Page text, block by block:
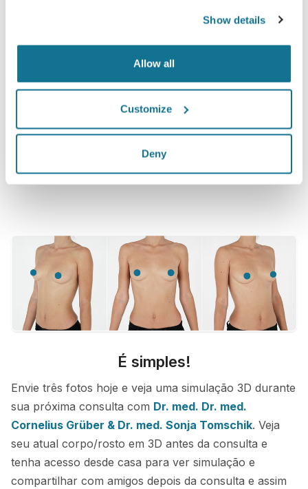
Show details
Allow all
Customize
Deny
É simples!
Envie três fotos hoje e veja uma simulação 3D durante
sua próxima consulta com Dr. med. Dr. med.
Cornelius Grüber & Dr. med. Sonja Tomschik. Veja
seu atual corpo/rosto em 3D antes da consulta e
tenha acesso desde casa para ver simulação e
compartilhar com amigos depois da consulta e assim